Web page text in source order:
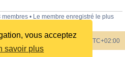
vous acceptez
savoir plus
membres • Le membre enregistré le plus
Heures au format UTC+02:00